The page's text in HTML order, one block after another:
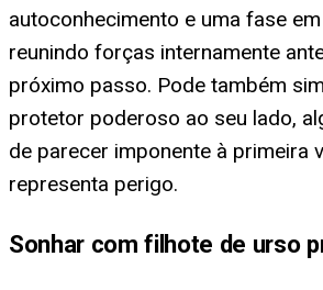
autoconhecimento e uma fase
reunindo forças internamente
próximo passo. Pode também
protetor poderoso ao seu lado,
de parecer imponente à primeira
representa perigo.
Sonhar com filhote de urso